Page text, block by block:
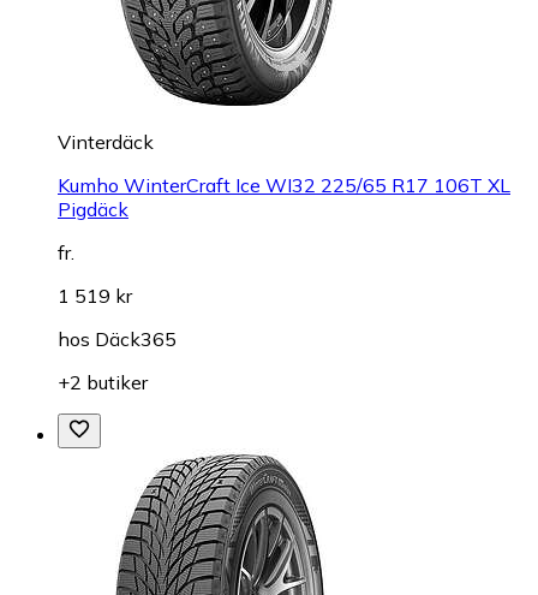
Vinterdäck
Kumho WinterCraft Ice WI32 225/65 R17 106T XL
Pigdäck
fr.
1 519 kr
hos Däck365
+2 butiker